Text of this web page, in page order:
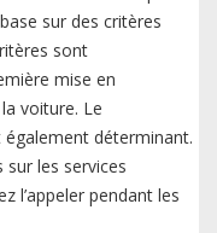
sur des critères
sont
mise en
voiture. Le
déterminant.
les services
l’appeler pendant les